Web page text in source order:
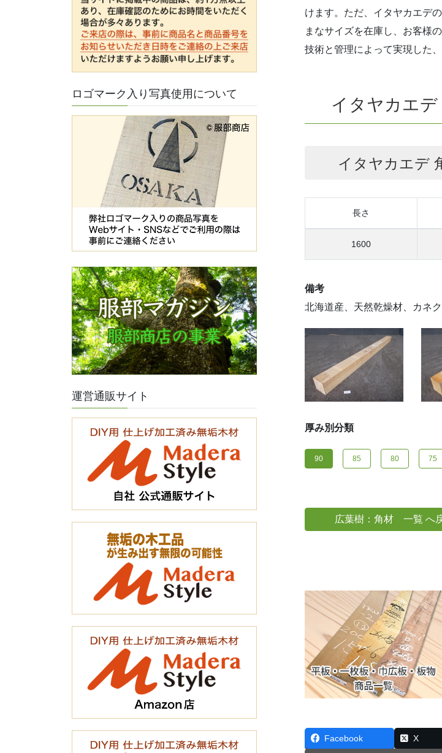
けます。ただ、イタヤカエデ
まなサイズを在庫し、お客様
技術と管理によって実現した
イタヤカエ
イタヤカエデ
長さ
1600
備考
北海道産、天然乾燥材、カネ
厚み別分類
90 85 80 75
広葉樹：角材 一覧 へ
Facebook X
ロゴマーク入り写真使用について
運営通販サイト